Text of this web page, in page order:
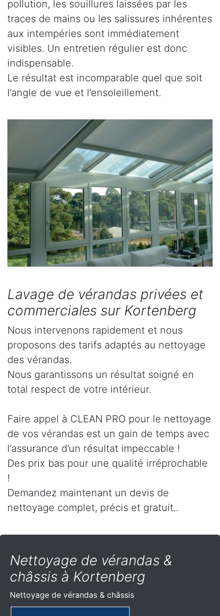
pollution, les souillures laissées par les
traces de mains ou les salissures inhérentes
aux intempéries sont immédiatement
visibles. Un entretien régulier est donc
indispensable.
Le résultat est incomparable quel que soit
l’angle de vue et l’ensoleillement.
Lavage de vérandas privées et
commerciales sur Kortenberg
Nous intervenons rapidement et nous
proposons des tarifs adaptés au nettoyage
des vérandas.
Nous garantissons un résultat soigné en
total respect de votre intérieur.
Faire appel à CLEAN PRO pour le nettoyage
de vos vérandas est un gain de temps avec
l’assurance d’un résultat impeccable !
Des prix bas pour une qualité irréprochable
!
Demandez maintenant un devis de
nettoyage complet, précis et gratuit..
Nettoyage de vérandas &
châssis à Kortenberg
Nettoyage de vérandas & châssis